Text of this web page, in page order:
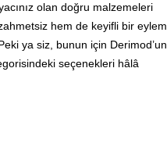
olan doğru malzemeleri
hem de keyifli bir eylem
ya siz, bunun için Derimod’un
seçenekleri hâlâ